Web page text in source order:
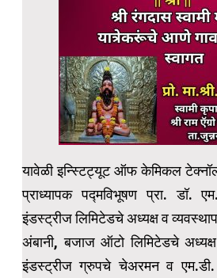
यावेळी इन्स्टिट्यूट ऑफ केमिकल
प्राध्यापक पद्मविभूषण प्रा. डॉ.
इंडस्ट्रीज लिमिटेडचे अध्यक्ष व
अंबानी, बजाज ऑटो लिमिटेडचे
इंडस्ट्रीज ग्रुपचे चेअरमन व एम.डी.